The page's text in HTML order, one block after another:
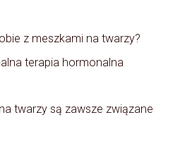
z meszkami na twarzy?
terapia hormonalna
twarzy są zawsze związane